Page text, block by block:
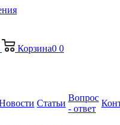
Корзина0 0
Статьи
Вопрос
- ответ